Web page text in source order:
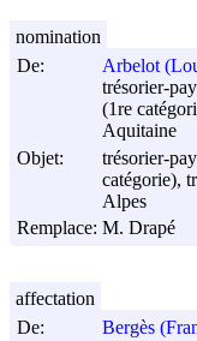
De:
Arbelot
trésorier-
(1re
Aquitaine
Objet:
trésorier-
catégorie),
Alpes
Remplace: M. Drapé
nomination
De:
Bergès
affectation